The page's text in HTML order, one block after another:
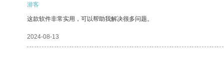
游客
这款软件非常实用，可以帮助我解决很多问题。
2024-08-13